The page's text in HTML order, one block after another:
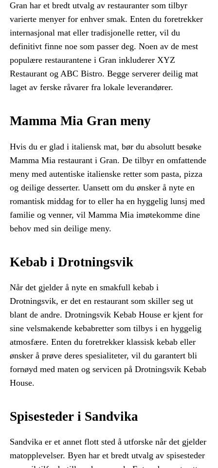
Gran har et bredt utvalg av restauranter som tilbyr
varierte menyer for enhver smak. Enten du foretrekker
internasjonal mat eller tradisjonelle retter, vil du
definitivt finne noe som passer deg. Noen av de mest
populære restaurantene i Gran inkluderer XYZ
Restaurant og ABC Bistro. Begge serverer deilig mat
laget av ferske råvarer fra lokale leverandører.
Mamma Mia Gran meny
Hvis du er glad i italiensk mat, bør du absolutt besøke
Mamma Mia restaurant i Gran. De tilbyr en omfattende
meny med autentiske italienske retter som pasta, pizza
og deilige desserter. Uansett om du ønsker å nyte en
romantisk middag for to eller ha en hyggelig lunsj med
familie og venner, vil Mamma Mia imøtekomme dine
behov med sin deilige meny.
Kebab i Drotningsvik
Når det gjelder å nyte en smakfull kebab i
Drotningsvik, er det en restaurant som skiller seg ut
blant de andre. Drotningsvik Kebab House er kjent for
sine velsmakende kebabretter som tilbys i en hyggelig
atmosfære. Enten du foretrekker klassisk kebab eller
ønsker å prøve deres spesialiteter, vil du garantert bli
fornøyd med maten og servicen på Drotningsvik Kebab
House.
Spisesteder i Sandvika
Sandvika er et annet flott sted å utforske når det gjelder
matopplevelser. Byen har et bredt utvalg av spisesteder